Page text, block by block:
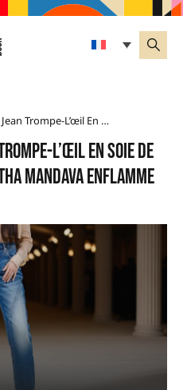
Met Gala 2026 : Le Jean Trompe-L’œil En Soie De Chanel Porté Par Bhavitha Mandava Enflamme Les Réseaux
l’œil en soie de
Mandava enflamme